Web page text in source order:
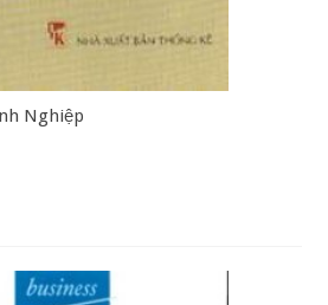
Nghiệp